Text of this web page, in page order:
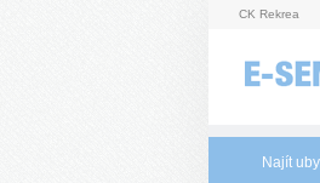
CK Rekrea
Najít